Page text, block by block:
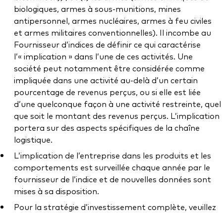
biologiques, armes à sous-munitions, mines
antipersonnel, armes nucléaires, armes à feu civiles
et armes militaires conventionnelles). Il incombe au
Fournisseur d’indices de définir ce qui caractérise
l’« implication » dans l’une de ces activités. Une
société peut notamment être considérée comme
impliquée dans une activité au-delà d’un certain
pourcentage de revenus perçus, ou si elle est liée
d’une quelconque façon à une activité restreinte, quel
que soit le montant des revenus perçus. L’implication
portera sur des aspects spécifiques de la chaîne
logistique.
L’implication de l’entreprise dans les produits et les
comportements est surveillée chaque année par le
fournisseur de l’indice et de nouvelles données sont
mises à sa disposition.
Pour la stratégie d’investissement complète, veuillez